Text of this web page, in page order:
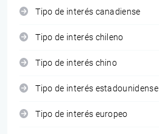
Tipo de interés canadiense
Tipo de interés chileno
Tipo de interés chino
Tipo de interés estadounidense
Tipo de interés europeo